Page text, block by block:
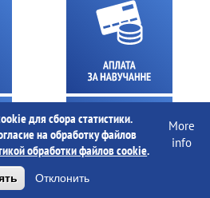
для сбора статистики.
на обработку файлов
обработки файлов cookie.
More
info
Отклонить